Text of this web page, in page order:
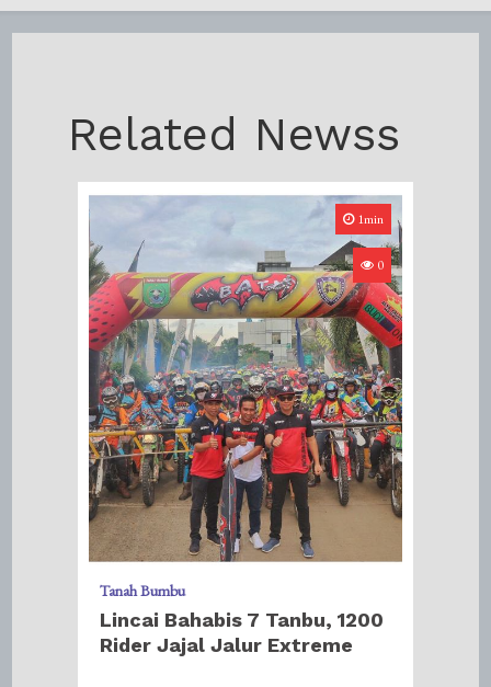
Related Newss
1min
0
Tanah Bumbu
Lincai Bahabis 7 Tanbu, 1200
Rider Jajal Jalur Extreme